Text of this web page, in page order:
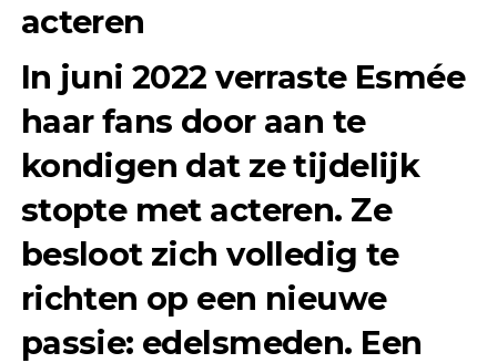
acteren
In juni 2022 verraste Esmée
haar fans door aan te
kondigen dat ze tijdelijk
stopte met acteren. Ze
besloot zich volledig te
richten op een nieuwe
passie: edelsmeden. Een